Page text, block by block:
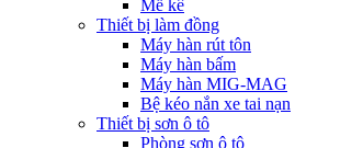
Mễ kê
Thiết bị làm đồng
Máy hàn rút tôn
Máy hàn bấm
Máy hàn MIG-MAG
Bệ kéo nắn xe tai nạn
Thiết bị sơn ô tô
Phòng sơn ô tô